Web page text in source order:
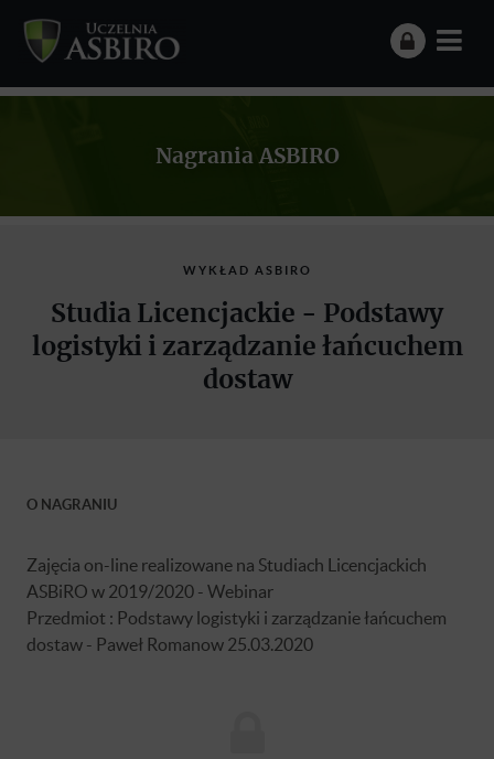
Nagrania ASBIRO
WYKŁAD ASBIRO
Studia Licencjackie - Podstawy
logistyki i zarządzanie łańcuchem
dostaw
O NAGRANIU
Zajęcia on-line realizowane na Studiach Licencjackich
ASBiRO w 2019/2020 - Webinar
Przedmiot : Podstawy logistyki i zarządzanie łańcuchem
dostaw - Paweł Romanow 25.03.2020